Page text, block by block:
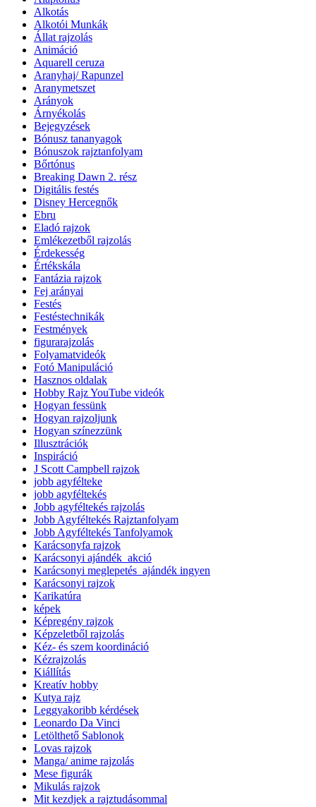
Alkotás
Alkotói Munkák
Állat rajzolás
Animáció
Aquarell ceruza
Aranyhaj/ Rapunzel
Aranymetszet
Arányok
Árnyékolás
Bejegyzések
Bónusz tananyagok
Bónuszok rajztanfolyam
Bőrtónus
Breaking Dawn 2. rész
Digitális festés
Disney Hercegnők
Ebru
Eladó rajzok
Emlékezetből rajzolás
Érdekesség
Értékskála
Fantázia rajzok
Fej arányai
Festés
Festéstechnikák
Festmények
figurarajzolás
Folyamatvideók
Fotó Manipuláció
Hasznos oldalak
Hobby Rajz YouTube videók
Hogyan fessünk
Hogyan rajzoljunk
Hogyan színezzünk
Illusztrációk
Inspiráció
J Scott Campbell rajzok
jobb agyfélteke
jobb agyféltekés
Jobb agyféltekés rajzolás
Jobb Agyféltekés Rajztanfolyam
Jobb Agyféltekés Tanfolyamok
Karácsonyfa rajzok
Karácsonyi ajándék_akció
Karácsonyi meglepetés_ajándék ingyen
Karácsonyi rajzok
Karikatúra
képek
Képregény rajzok
Képzeletből rajzolás
Kéz- és szem koordináció
Kézrajzolás
Kiállítás
Kreatív hobby
Kutya rajz
Leggyakoribb kérdések
Leonardo Da Vinci
Letölthető Sablonok
Lovas rajzok
Manga/ anime rajzolás
Mese figurák
Mikulás rajzok
Mit kezdjek a rajztudásommal